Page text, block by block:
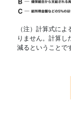
（注）計算式に
りません。計算し
減るということで